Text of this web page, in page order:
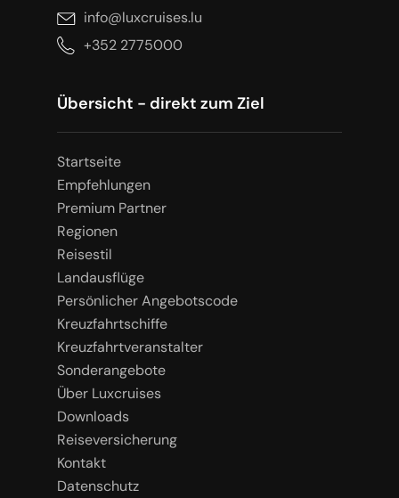
info@luxcruises.lu
+352 2775000
Übersicht - direkt zum Ziel
Startseite
Empfehlungen
Premium Partner
Regionen
Reisestil
Landausflüge
Persönlicher Angebotscode
Kreuzfahrtschiffe
Kreuzfahrtveranstalter
Sonderangebote
Über Luxcruises
Downloads
Reiseversicherung
Kontakt
Datenschutz